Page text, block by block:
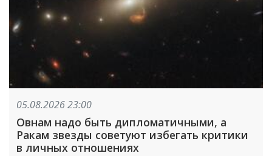
05.08.2026 23:00
Овнам надо быть дипломатичными, а
Ракам звезды советуют избегать критики
в личных отношениях